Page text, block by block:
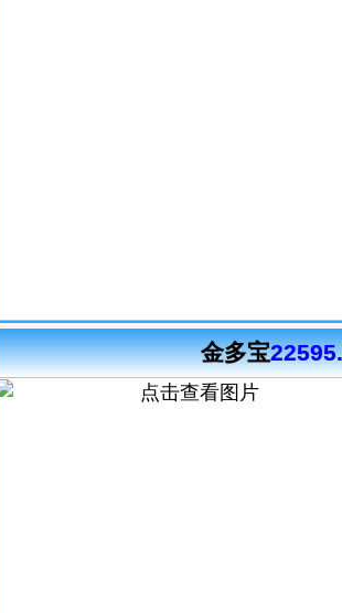
金多宝